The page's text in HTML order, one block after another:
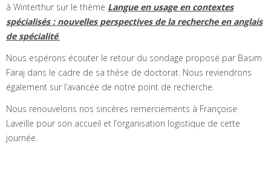
à Winterthur sur le thème Langue en usage en contextes
spécialisés : nouvelles perspectives de la recherche en anglais
de spécialité.
Nous espérons écouter le retour du sondage proposé par Basim
Faraj dans le cadre de sa thèse de doctorat. Nous reviendrons
également sur l’avancée de notre point de recherche.
Nous renouvelons nos sincères remerciements à Françoise
Laveille pour son accueil et l’organisation logistique de cette
journée.